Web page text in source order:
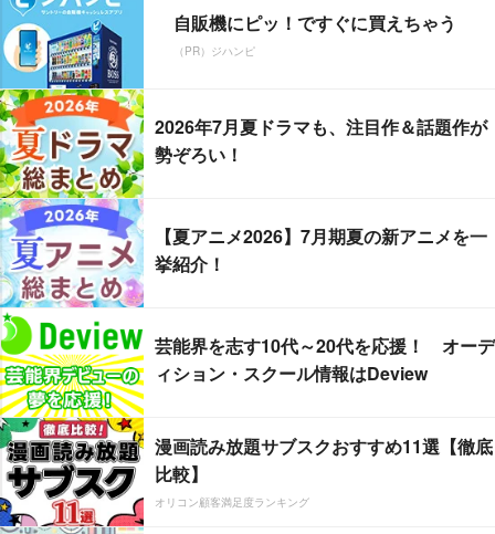
自販機にピッ！ですぐに買えちゃう
（PR）ジハンピ
2026年7月夏ドラマも、注目作＆話題作が
勢ぞろい！
【夏アニメ2026】7月期夏の新アニメを一
挙紹介！
芸能界を志す10代～20代を応援！ オーデ
ィション・スクール情報はDeview
漫画読み放題サブスクおすすめ11選【徹底
比較】
オリコン顧客満足度ランキング